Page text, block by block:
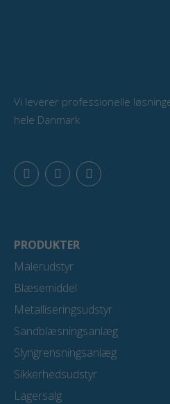
Vi leverer professionelle
hele Danmark
F
a
c
o
k
L
i
n
i
n
Y
o
u
PRODUKTER
Malerudstyr
Blæsemiddel
Metalliseringsudstyr
Sandblæsningsanlæg
Slyngrensningsanlæg
Sikkerhedsudstyr
Lagersalg